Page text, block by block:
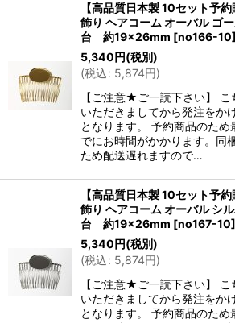
【高品質日本製 10セット予
飾り ヘアコーム オーバル ゴ
台 約19×26mm [no166-10]
5,340円(税別)
(税込: 5,874円)
【ご注意★ご一読下さい】
いただきましてから発注をか
となります。 予約商品のため
でにお時間がかかります。同
ため配送遅れますので…
【高品質日本製 10セット予
飾り ヘアコーム オーバル シ
台 約19×26mm [no167-10]
5,340円(税別)
(税込: 5,874円)
【ご注意★ご一読下さい】
いただきましてから発注をか
となります。 予約商品のため